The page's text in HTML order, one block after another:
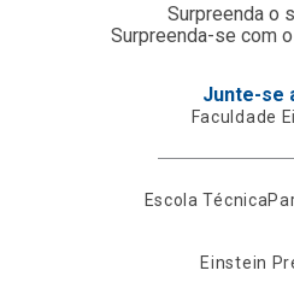
Surpreenda o
Surpreenda-se com
Junte-se
Faculdade
Escola Técnica
Einstein